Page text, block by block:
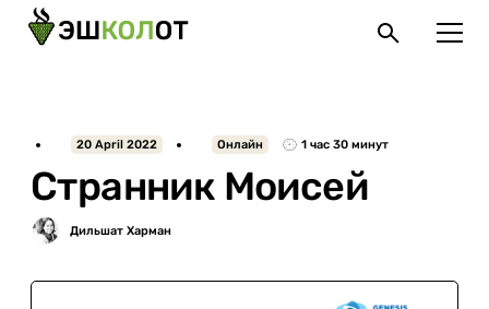
Странник Моисей
20 April 2022 Онлайн 1 час 30 минут
При поддержке